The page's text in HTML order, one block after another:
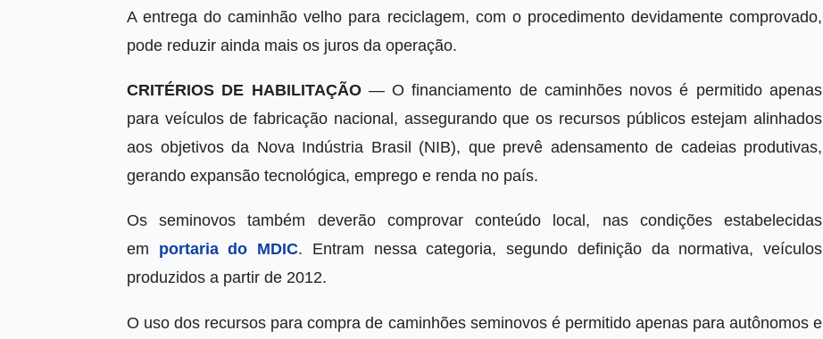
A entrega do caminhão velho para reciclagem, com o procedimento devidamente comprovado,
pode reduzir ainda mais os juros da operação.
CRITÉRIOS DE HABILITAÇÃO — O financiamento de caminhões novos é permitido apenas
para veículos de fabricação nacional, assegurando que os recursos públicos estejam alinhados
aos objetivos da Nova Indústria Brasil (NIB), que prevê adensamento de cadeias produtivas,
gerando expansão tecnológica, emprego e renda no país.
Os seminovos também deverão comprovar conteúdo local, nas condições estabelecidas
em portaria do MDIC. Entram nessa categoria, segundo definição da normativa, veículos
produzidos a partir de 2012.
O uso dos recursos para compra de caminhões seminovos é permitido apenas para autônomos e